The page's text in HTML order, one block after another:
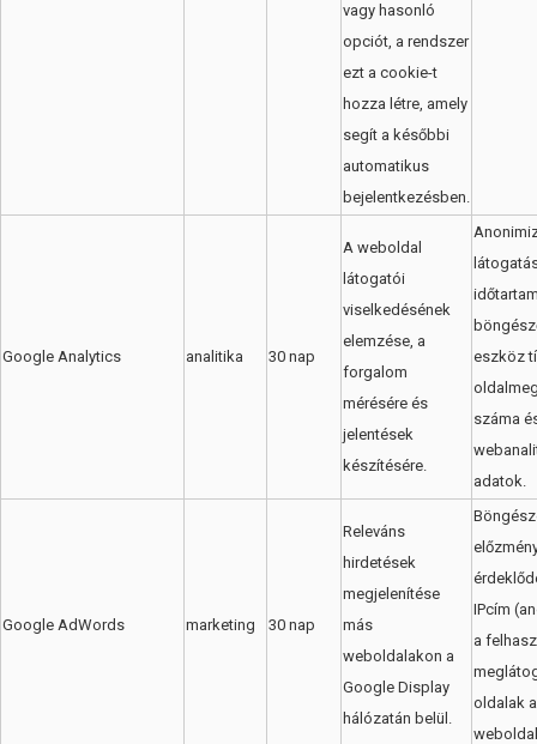
vagy hasonló
opciót, a rendszer
ezt a cookie-t
hozza létre, amely
segít a későbbi
automatikus
bejelentkezésben.
Google Analytics analitika 30 nap
A weboldal
látogatói
viselkedésének
elemzése, a
forgalom
mérésére és
jelentések
készítésére.
eszköz
száma
adatok.
Google AdWords marketing 30 nap
Releváns
hirdetések
megjelenítése
más
weboldalakon a
Google Display
hálózatán belül.
IPcím
a
oldalak a